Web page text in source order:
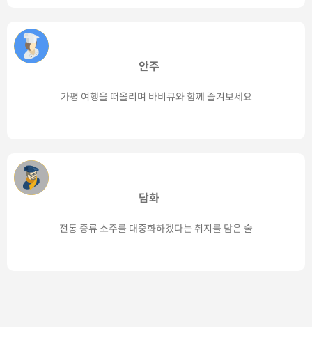
안주
가평 여행을 떠올리며 바비큐와 함께 즐겨보세요
담화
전통 증류 소주를 대중화하겠다는 취지를 담은 술